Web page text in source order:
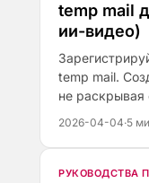
temp mail
ии-видео)
temp mail.
не раскрывая
2026-04-04·5
РУКОВОДСТВА